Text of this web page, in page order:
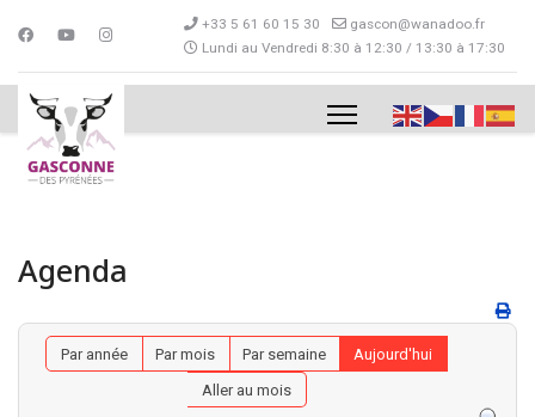
+33 5 61 60 15 30
gascon@wanadoo.fr
Lundi au Vendredi 8:30 à 12:30 / 13:30 à 17:30
Agenda
Par année Par mois Par semaine
Aujourd'hui
Aller au mois